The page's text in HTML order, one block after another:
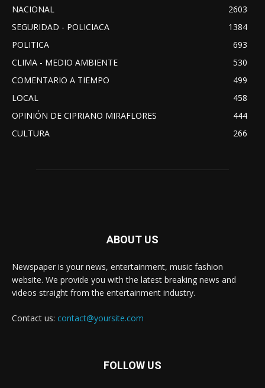
NACIONAL
2603
SEGURIDAD - POLICIACA
1384
POLITICA
693
CLIMA - MEDIO AMBIENTE
530
COMENTARIO A TIEMPO
499
LOCAL
458
OPINIÓN DE CIPRIANO MIRAFLORES
444
CULTURA
266
ABOUT US
Newspaper is your news, entertainment, music fashion
website. We provide you with the latest breaking news and
videos straight from the entertainment industry.
Contact us: contact@yoursite.com
FOLLOW US